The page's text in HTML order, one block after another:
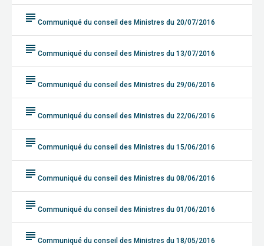
subject Communiqué du conseil des Ministres du 20/07/2016
subject Communiqué du conseil des Ministres du 13/07/2016
subject Communiqué du conseil des Ministres du 29/06/2016
subject Communiqué du conseil des Ministres du 22/06/2016
subject Communiqué du conseil des Ministres du 15/06/2016
subject Communiqué du conseil des Ministres du 08/06/2016
subject Communiqué du conseil des Ministres du 01/06/2016
subject Communiqué du conseil des Ministres du 18/05/2016